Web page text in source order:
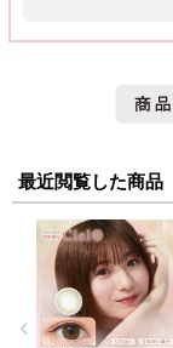
最近閲覧した商品